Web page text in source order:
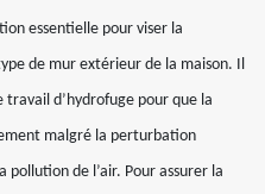
essentielle pour viser la
de mur extérieur de la maison. Il
d’hydrofuge pour que la
malgré la perturbation
de l’air. Pour assurer la